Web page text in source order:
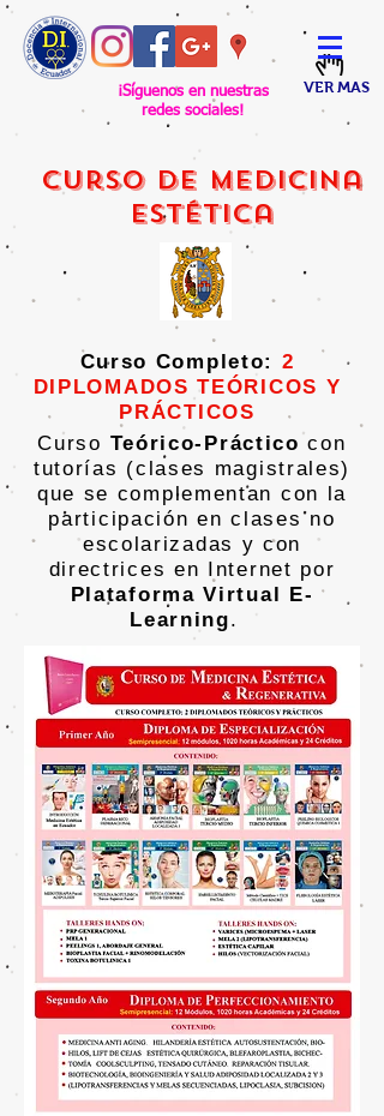
¡Síguenos en nuestras
redes sociales!
VER MAS
Curso de medicina
estética
Curso Completo: 2
DIPLOMADOS TEÓRICOS Y
PRÁCTICOS
Curso Teórico-Práctico con
tutorías (clases magistrales)
que se complementan con la
participación en clases no
escolarizadas y con
directrices en Internet por
Plataforma Virtual E-
Learning.